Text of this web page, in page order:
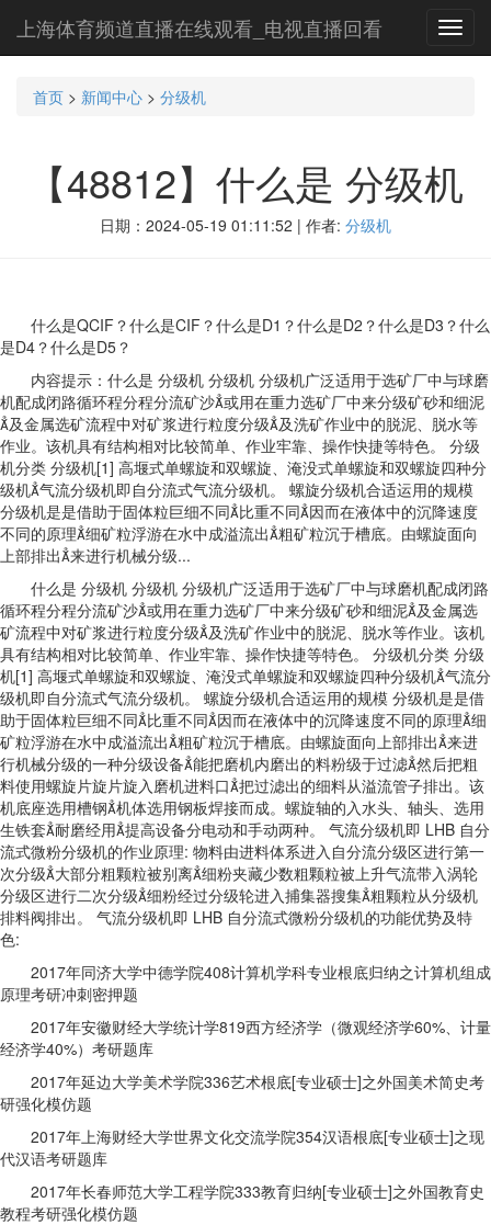
上海体育频道直播在线观看_电视直播回看
首页 > 新闻中心 > 分级机
【48812】什么是 分级机
日期：2024-05-19 01:11:52 | 作者: 分级机
什么是QCIF？什么是CIF？什么是D1？什么是D2？什么是D3？什么
是D4？什么是D5？
内容提示：什么是 分级机 分级机 分级机广泛适用于选矿厂中与球磨
机配成闭路循环程分程分流矿沙或用在重力选矿厂中来分级矿砂和细泥
及金属选矿流程中对矿浆进行粒度分级及洗矿作业中的脱泥、脱水等
作业。该机具有结构相对比较简单、作业牢靠、操作快捷等特色。 分级
机分类 分级机[1] 高堰式单螺旋和双螺旋、淹没式单螺旋和双螺旋四种分
级机气流分级机即自分流式气流分级机。 螺旋分级机合适运用的规模
分级机是是借助于固体粒巨细不同比重不同因而在液体中的沉降速度
不同的原理细矿粒浮游在水中成溢流出粗矿粒沉于槽底。由螺旋面向
上部排出来进行机械分级...
什么是 分级机 分级机 分级机广泛适用于选矿厂中与球磨机配成闭路
循环程分程分流矿沙或用在重力选矿厂中来分级矿砂和细泥及金属选
矿流程中对矿浆进行粒度分级及洗矿作业中的脱泥、脱水等作业。该机
具有结构相对比较简单、作业牢靠、操作快捷等特色。 分级机分类 分级
机[1] 高堰式单螺旋和双螺旋、淹没式单螺旋和双螺旋四种分级机气流分
级机即自分流式气流分级机。 螺旋分级机合适运用的规模 分级机是是借
助于固体粒巨细不同比重不同因而在液体中的沉降速度不同的原理细
矿粒浮游在水中成溢流出粗矿粒沉于槽底。由螺旋面向上部排出来进
行机械分级的一种分级设备能把磨机内磨出的料粉级于过滤然后把粗
料使用螺旋片旋片旋入磨机进料口把过滤出的细料从溢流管子排出。该
机底座选用槽钢机体选用钢板焊接而成。螺旋轴的入水头、轴头、选用
生铁套耐磨经用提高设备分电动和手动两种。 气流分级机即 LHB 自分
流式微粉分级机的作业原理: 物料由进料体系进入自分流分级区进行第一
次分级大部分粗颗粒被别离细粉夹藏少数粗颗粒被上升气流带入涡轮
分级区进行二次分级细粉经过分级轮进入捕集器搜集粗颗粒从分级机
排料阀排出。 气流分级机即 LHB 自分流式微粉分级机的功能优势及特
色:
2017年同济大学中德学院408计算机学科专业根底归纳之计算机组成
原理考研冲刺密押题
2017年安徽财经大学统计学819西方经济学（微观经济学60%、计量
经济学40%）考研题库
2017年延边大学美术学院336艺术根底[专业硕士]之外国美术简史考
研强化模仿题
2017年上海财经大学世界文化交流学院354汉语根底[专业硕士]之现
代汉语考研题库
2017年长春师范大学工程学院333教育归纳[专业硕士]之外国教育史
教程考研强化模仿题